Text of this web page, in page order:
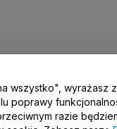
/ Skontaktuj
wszystko", wyrażasz
poprawy
razie